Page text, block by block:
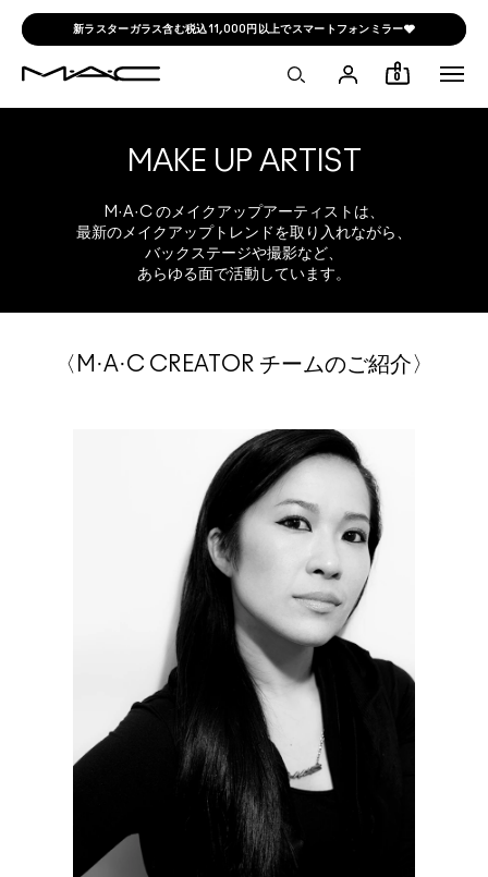
新ラスターガラス含む税込11,000円以上でスマートフォンミラー🩶
0
MAKE UP ARTIST
M·A·C のメイクアップアーティストは、
最新のメイクアップトレンドを取り入れながら、
バックステージや撮影など、
あらゆる面で活動しています。
〈M·A·C CREATOR チームのご紹介〉